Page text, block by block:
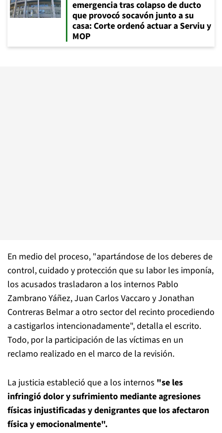
emergencia tras colapso de ducto
que provocó socavón junto a su
casa: Corte ordenó actuar a Serviu y
MOP
En medio del proceso, "apartándose de los deberes de
control, cuidado y protección que su labor les imponía,
los acusados trasladaron a los internos Pablo
Zambrano Yáñez, Juan Carlos Vaccaro y Jonathan
Contreras Belmar a otro sector del recinto procediendo
a castigarlos intencionadamente", detalla el escrito.
Todo, por la participación de las víctimas en un
reclamo realizado en el marco de la revisión.
La justicia estableció que a los internos "se les
infringió dolor y sufrimiento mediante agresiones
físicas injustificadas y denigrantes que los afectaron
física y emocionalmente".